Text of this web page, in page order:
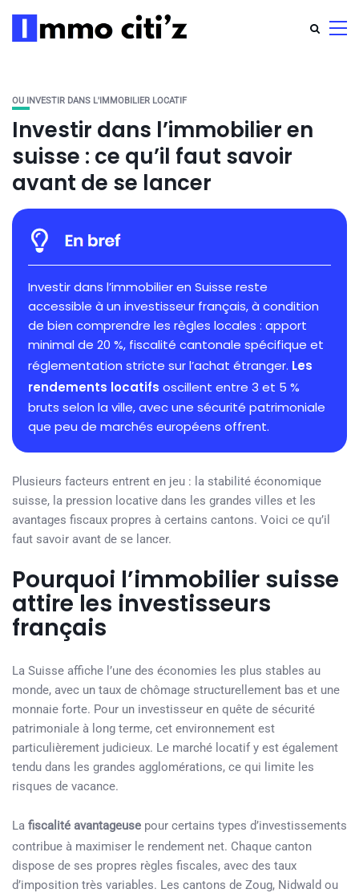
OU INVESTIR DANS L'IMMOBILIER LOCATIF
Investir dans l’immobilier en
suisse : ce qu’il faut savoir
avant de se lancer
Investir dans l’immobilier en Suisse reste
accessible à un investisseur français, à condition
de bien comprendre les règles locales : apport
minimal de 20 %, fiscalité cantonale spécifique et
réglementation stricte sur l’achat étranger. Les
rendements locatifs oscillent entre 3 et 5 %
bruts selon la ville, avec une sécurité patrimoniale
que peu de marchés européens offrent.
Plusieurs facteurs entrent en jeu : la stabilité économique
suisse, la pression locative dans les grandes villes et les
avantages fiscaux propres à certains cantons. Voici ce qu’il
faut savoir avant de se lancer.
Pourquoi l’immobilier suisse
attire les investisseurs
français
La Suisse affiche l’une des économies les plus stables au
monde, avec un taux de chômage structurellement bas et une
monnaie forte. Pour un investisseur en quête de sécurité
patrimoniale à long terme, cet environnement est
particulièrement judicieux. Le marché locatif y est également
tendu dans les grandes agglomérations, ce qui limite les
risques de vacance.
La fiscalité avantageuse pour certains types d’investissements
contribue à maximiser le rendement net. Chaque canton
dispose de ses propres règles fiscales, avec des taux
d’imposition très variables. Les cantons de Zoug, Nidwald ou